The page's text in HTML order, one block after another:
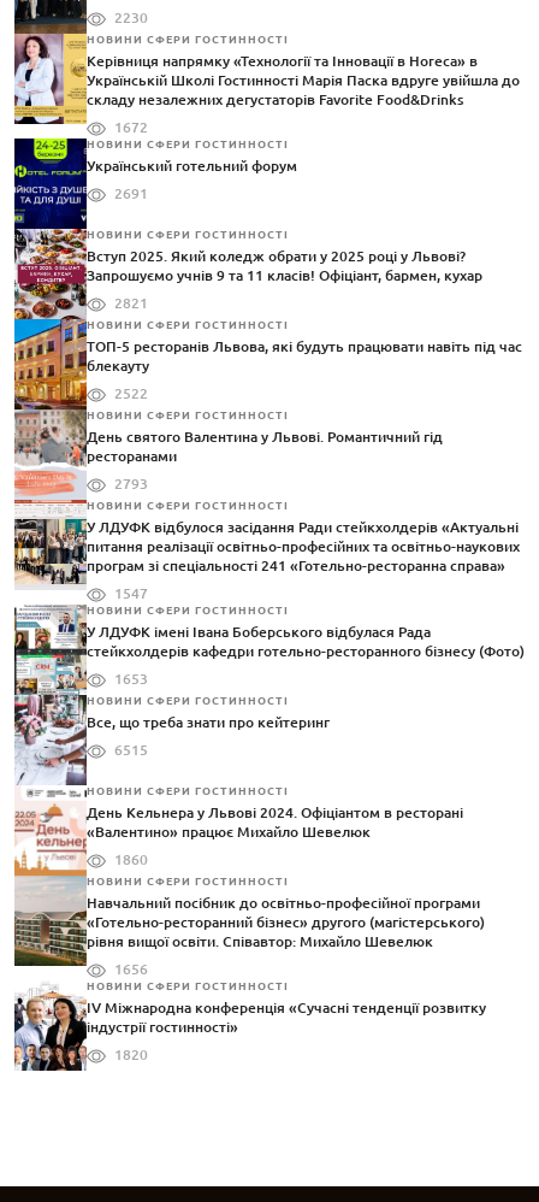
2230
НОВИНИ СФЕРИ ГОСТИННОСТІ
Керівниця напрямку «Технології та Інновації в Horeca» в
Українській Школі Гостинності Марія Паска вдруге увійшла до
складу незалежних дегустаторів Favorite Food&Drinks
1672
НОВИНИ СФЕРИ ГОСТИННОСТІ
Український готельний форум
2691
НОВИНИ СФЕРИ ГОСТИННОСТІ
Вступ 2025. Який коледж обрати у 2025 році у Львові?
Запрошуємо учнів 9 та 11 класів! Офіціант, бармен, кухар
2821
НОВИНИ СФЕРИ ГОСТИННОСТІ
ТОП-5 ресторанів Львова, які будуть працювати навіть під час
блекауту
2522
НОВИНИ СФЕРИ ГОСТИННОСТІ
День святого Валентина у Львові. Романтичний гід
ресторанами
2793
НОВИНИ СФЕРИ ГОСТИННОСТІ
У ЛДУФК відбулося засідання Ради стейкхолдерів «Актуальні
питання реалізації освітньо-професійних та освітньо-наукових
програм зі спеціальності 241 «Готельно-ресторанна справа»
1547
НОВИНИ СФЕРИ ГОСТИННОСТІ
У ЛДУФК імені Івана Боберського відбулася Рада
стейкхолдерів кафедри готельно-ресторанного бізнесу (Фото)
1653
НОВИНИ СФЕРИ ГОСТИННОСТІ
Все, що треба знати про кейтеринг
6515
НОВИНИ СФЕРИ ГОСТИННОСТІ
День Кельнера у Львові 2024. Офіціантом в ресторані
«Валентино» працює Михайло Шевелюк
1860
НОВИНИ СФЕРИ ГОСТИННОСТІ
Навчальний посібник до освітньо-професійної програми
«Готельно-ресторанний бізнес» другого (магістерського)
рівня вищої освіти. Співавтор: Михайло Шевелюк
1656
НОВИНИ СФЕРИ ГОСТИННОСТІ
IV Міжнародна конференція «Сучасні тенденції розвитку
індустрії гостинності»
1820